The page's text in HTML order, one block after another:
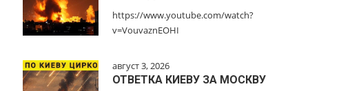
https://www.youtube.com/watch?
v=VouvaznEOHI
август 3, 2026
ОТВЕТКА КИЕВУ ЗА МОСКВУ